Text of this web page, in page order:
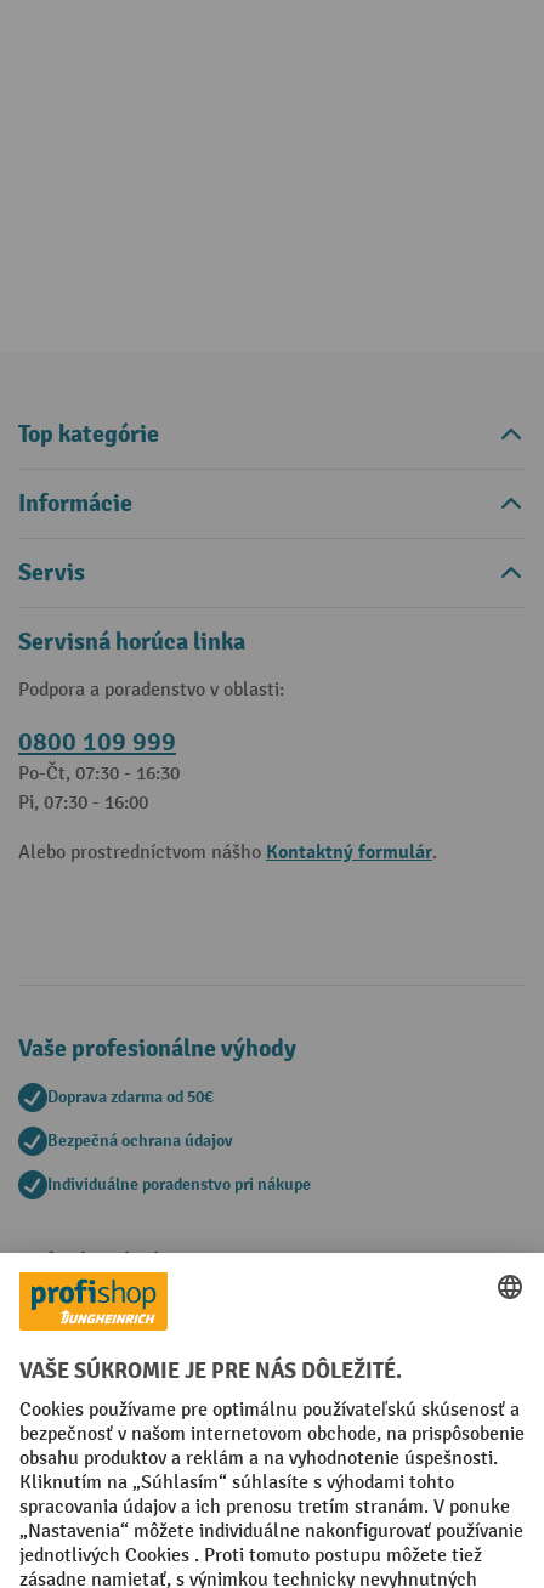
Top kategórie
Informácie
Servis
Servisná horúca linka
Podpora a poradenstvo v oblasti:
0800 109 999
Po-Čt, 07:30 - 16:30
Pi, 07:30 - 16:00
Alebo prostredníctvom nášho Kontaktný formulár.
Vaše profesionálne výhody
Doprava zdarma od 50€
Bezpečná ochrana údajov
Individuálne poradenstvo pri nákupe
Spôsoby platby
Creditcard (Master)Creditcard (Visa)
Faktúra Predplatba
Sociálne siete
Facebook
YouTube
LinkedIn